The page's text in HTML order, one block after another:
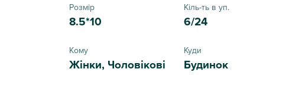
Розмір
8.5*10
Кіль-ть в уп.
6/24
Кому
Жінки, Чоловікові
Куди
Будинок